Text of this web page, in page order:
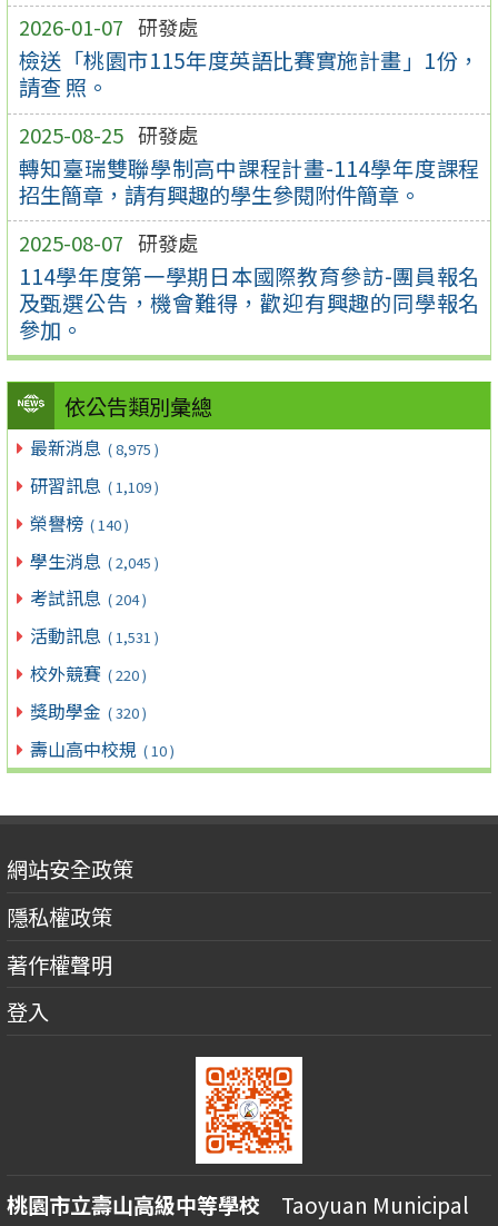
2026-01-07 研發處
檢送「桃園市115年度英語比賽實施計畫」1份，
請查 照。
2025-08-25 研發處
轉知臺瑞雙聯學制高中課程計畫-114學年度課程
招生簡章，請有興趣的學生參閱附件簡章。
2025-08-07 研發處
114學年度第一學期日本國際教育參訪-團員報名
及甄選公告，機會難得，歡迎有興趣的同學報名
參加。
依公告類別彙總
最新消息 ( 8,975 )
研習訊息 ( 1,109 )
榮譽榜 ( 140 )
學生消息 ( 2,045 )
考試訊息 ( 204 )
活動訊息 ( 1,531 )
校外競賽 ( 220 )
獎助學金 ( 320 )
壽山高中校規 ( 10 )
網站安全政策
隱私權政策
著作權聲明
登入
桃園市立壽山高級中等學校 Taoyuan Municipal